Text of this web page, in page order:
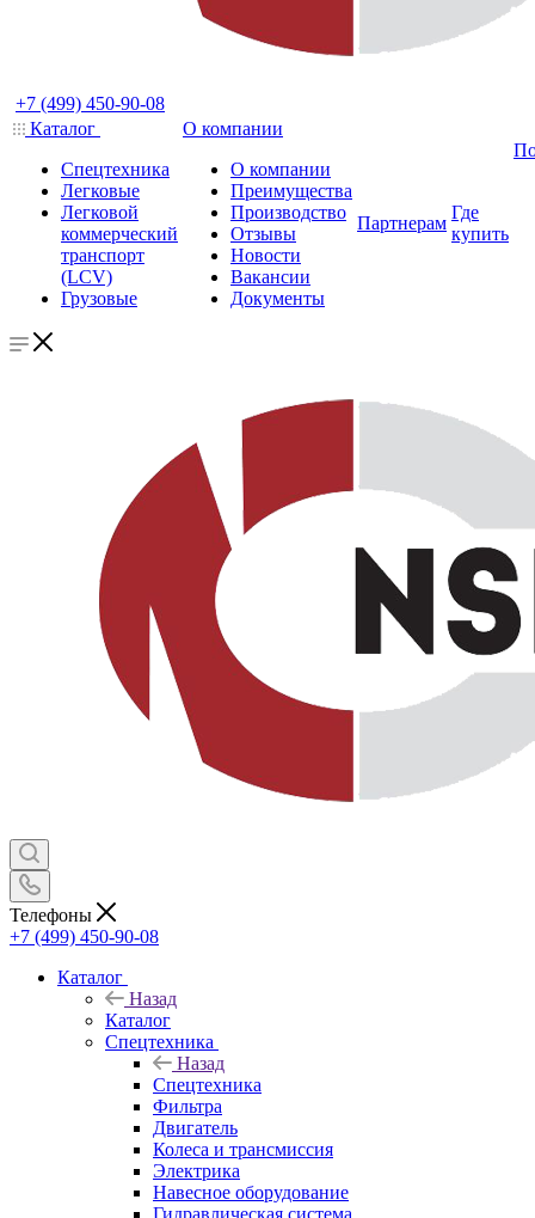
+7 (499) 450-90-08
Каталог
Спецтехника
Легковые
Легковой
коммерческий
транспорт
(LCV)
Грузовые
О компании
О компании
Преимущества
Производство
Отзывы
Новости
Вакансии
Документы
Партнерам
Где
купить
Телефоны
+7 (499) 450-90-08
Каталог
Назад
Каталог
Спецтехника
Назад
Спецтехника
Фильтра
Двигатель
Колеса и трансмиссия
Электрика
Навесное оборудование
Гидравлическая система